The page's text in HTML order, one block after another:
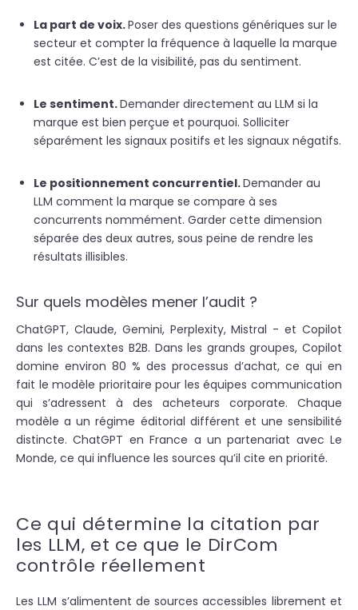
La part de voix.Poser des questions génériques sur le
secteur et compter la fréquence à laquelle la marque
est citée. C’est de la visibilité, pas du sentiment.
Le sentiment.Demander directement au LLM si la
marque est bien perçue et pourquoi. Solliciter
séparément les signaux positifs et les signaux négatifs.
Le positionnement concurrentiel.Demander au
LLM comment la marque se compare à ses
concurrents nommément. Garder cette dimension
séparée des deux autres, sous peine de rendre les
résultats illisibles.
Sur quels modèles mener l’audit ?
ChatGPT, Claude, Gemini, Perplexity, Mistral - et Copilot
dans les contextes B2B. Dans les grands groupes, Copilot
domine environ 80 % des processus d’achat, ce qui en
fait le modèle prioritaire pour les équipes communication
qui s’adressent à des acheteurs corporate. Chaque
modèle a un régime éditorial différent et une sensibilité
distincte. ChatGPT en France a un partenariat avec Le
Monde, ce qui influence les sources qu’il cite en priorité.
Ce qui détermine la citation par
les LLM, et ce que le DirCom
contrôle réellement
Les LLM s’alimentent de sources accessibles librement et